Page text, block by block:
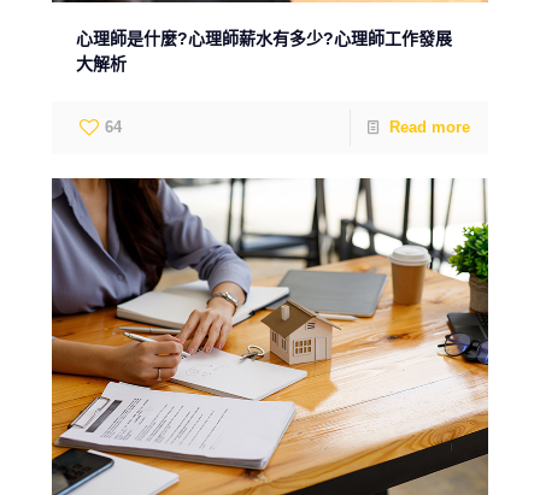
心理師是什麼?心理師薪水有多少?心理師工作發展
大解析
64 Read more